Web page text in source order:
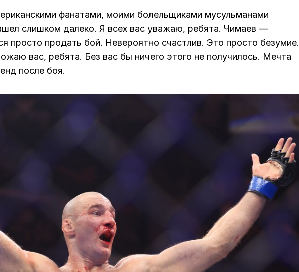
фанатами, моими болельщиками мусульманами
слишком далеко. Я всех вас уважаю, ребята. Чимаев —
просто продать бой. Невероятно счастлив. Это просто безумие.
вас, ребята. Без вас бы ничего этого не получилось. Мечта
после боя.